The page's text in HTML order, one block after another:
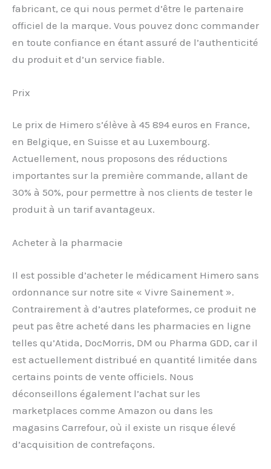
fabricant, ce qui nous permet d’être le partenaire
officiel de la marque. Vous pouvez donc commander
en toute confiance en étant assuré de l’authenticité
du produit et d’un service fiable.
Prix
Le prix de Himero s’élève à 45 894 euros en France,
en Belgique, en Suisse et au Luxembourg.
Actuellement, nous proposons des réductions
importantes sur la première commande, allant de
30% à 50%, pour permettre à nos clients de tester le
produit à un tarif avantageux.
Acheter à la pharmacie
Il est possible d’acheter le médicament Himero sans
ordonnance sur notre site « Vivre Sainement ».
Contrairement à d’autres plateformes, ce produit ne
peut pas être acheté dans les pharmacies en ligne
telles qu’Atida, DocMorris, DM ou Pharma GDD, car il
est actuellement distribué en quantité limitée dans
certains points de vente officiels. Nous
déconseillons également l’achat sur les
marketplaces comme Amazon ou dans les
magasins Carrefour, où il existe un risque élevé
d’acquisition de contrefaçons.